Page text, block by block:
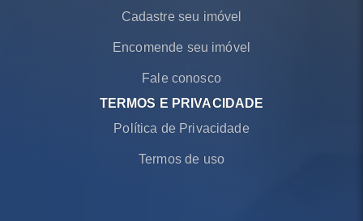
Cadastre seu imóvel
Encomende seu imóvel
Fale conosco
TERMOS E PRIVACIDADE
Política de Privacidade
Termos de uso